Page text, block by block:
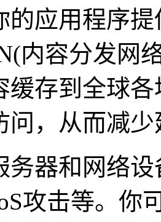
用程序提
内容分发网
缓存到全球
问，从而减
和网络设
攻击等。你